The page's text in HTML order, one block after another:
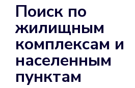
Выбрать
Поиск по
жилищным
комплексам и
населенным
пунктам